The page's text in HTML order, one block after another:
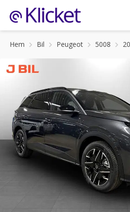
Hem Bil Peugeot 5008